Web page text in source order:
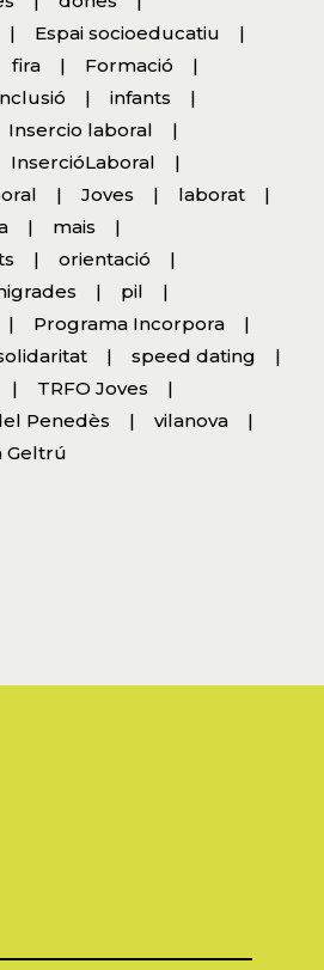
Espai socioeducatiu
fira
Formació
infants
Insercio laboral
InsercióLaboral
Joves
laborat
mais
orientació
pil
Programa Incorpora
speed dating
TRFO Joves
Penedès
vilanova
Geltrú